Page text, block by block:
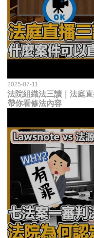
2025-07-11
法院組織法三讀｜法庭
帶你看修法內容